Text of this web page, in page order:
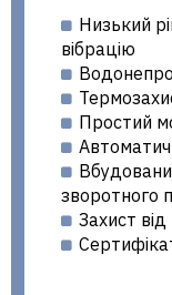
Низький
вібрацію
Простий
зворотного
Захист